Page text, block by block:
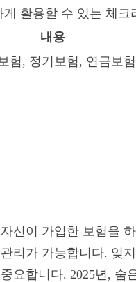
활용할 수 있는 체크
내용
험, 정기보험, 연금보
신이 가입한 보험을
리가 가능합니다. 잊
요합니다. 2025년,